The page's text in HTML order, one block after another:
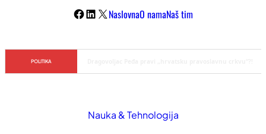
Facebook
LinkedIn
X NaslovnaO namaNaš tim
POLITIKA
Nauka & Tehnologija